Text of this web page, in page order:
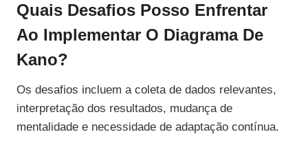
Quais Desafios Posso Enfrentar
Ao Implementar O Diagrama De
Kano?
Os desafios incluem a coleta de dados relevantes,
interpretação dos resultados, mudança de
mentalidade e necessidade de adaptação contínua.